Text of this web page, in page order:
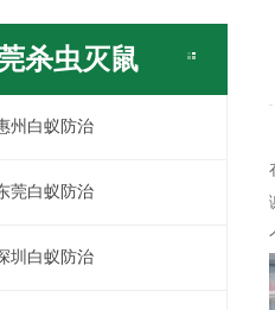
杀虫灭鼠
州白蚁防治
莞白蚁防治
圳白蚁防治